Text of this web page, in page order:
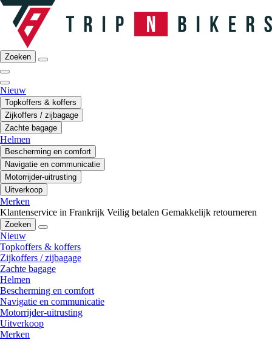
Zoeken
Nieuw
Topkoffers & koffers
Zijkoffers / zijbagage
Zachte bagage
Helmen
Bescherming en comfort
Navigatie en communicatie
Motorrijder-uitrusting
Uitverkoop
Merken
Klantenservice in Frankrijk Veilig betalen Gemakkelijk retourneren
Zoeken
Nieuw
Topkoffers & koffers
Zijkoffers / zijbagage
Zachte bagage
Helmen
Bescherming en comfort
Navigatie en communicatie
Motorrijder-uitrusting
Uitverkoop
Merken